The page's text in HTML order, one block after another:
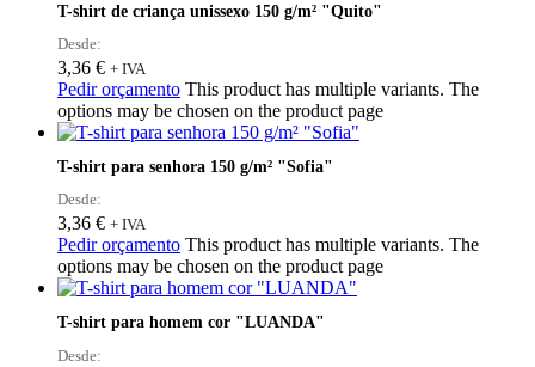
T-shirt de criança unissexo 150 g/m² "Quito"
Desde:
3,36 € + IVA
Pedir orçamento This product has multiple variants. The
options may be chosen on the product page
T-shirt para senhora 150 g/m² "Sofia"
Desde:
3,36 € + IVA
Pedir orçamento This product has multiple variants. The
options may be chosen on the product page
T-shirt para homem cor "LUANDA"
Desde: